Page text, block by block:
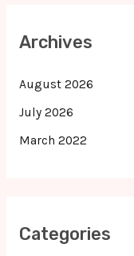
Archives
August 2026
July 2026
March 2022
Categories